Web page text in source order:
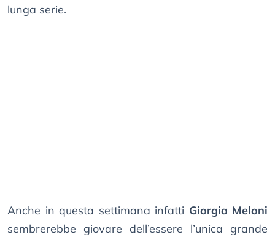
lunga serie.
Anche in questa settimana infatti Giorgia Meloni
sembrerebbe giovare dell’essere l’unica grande